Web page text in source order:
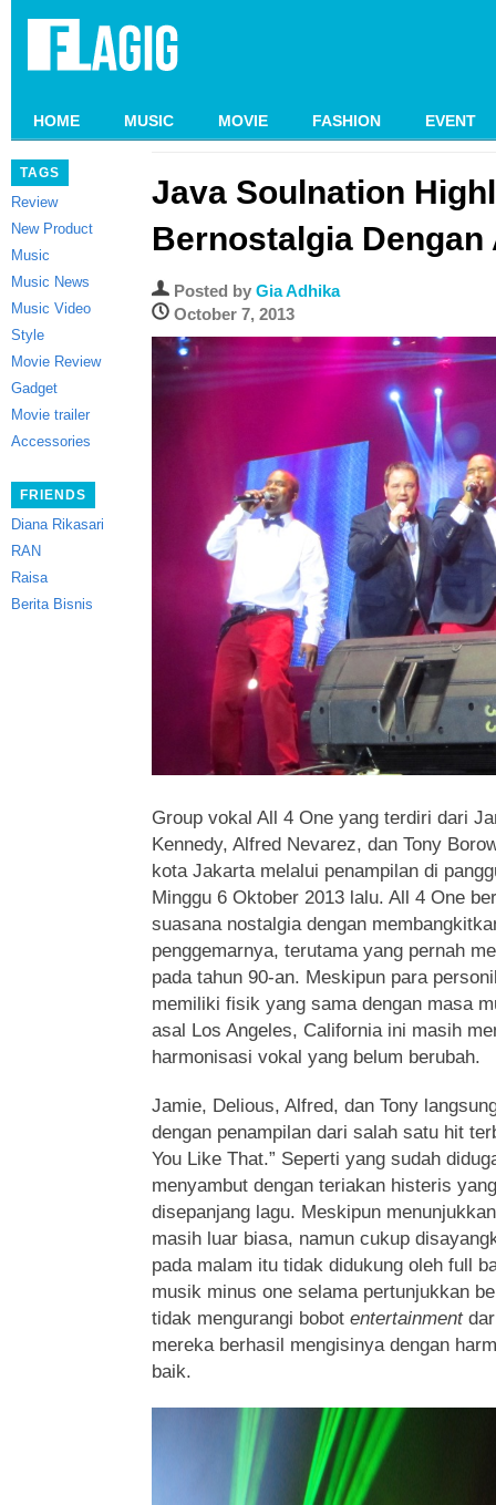
HOME MUSIC MOVIE FASHION EVENT
TAGS
Review
New Product
Music
Music News
Music Video
Style
Movie Review
Gadget
Movie trailer
Accessories
FRIENDS
Diana Rikasari
RAN
Raisa
Berita Bisnis
Java Soulnation
Bernostalgia Dengan
Posted by Gia Adhika
October 7, 2013
Group vokal All 4 One yang terdiri dari
Kennedy, Alfred Nevarez, dan Tony
kota Jakarta melalui penampilan di
Minggu 6 Oktober 2013 lalu. All 4 One
suasana nostalgia dengan
penggemarnya, terutama yang pernah
pada tahun 90-an. Meskipun para
memiliki fisik yang sama dengan masa
asal Los Angeles, California ini masih
harmonisasi vokal yang belum berubah.
Jamie, Delious, Alfred, dan Tony
dengan penampilan dari salah satu hit
You Like That.” Seperti yang sudah
menyambut dengan teriakan histeris
disepanjang lagu. Meskipun
masih luar biasa, namun cukup
pada malam itu tidak didukung oleh full
musik minus one selama pertunjukkan
tidak mengurangi bobot entertainment
mereka berhasil mengisinya dengan
baik.